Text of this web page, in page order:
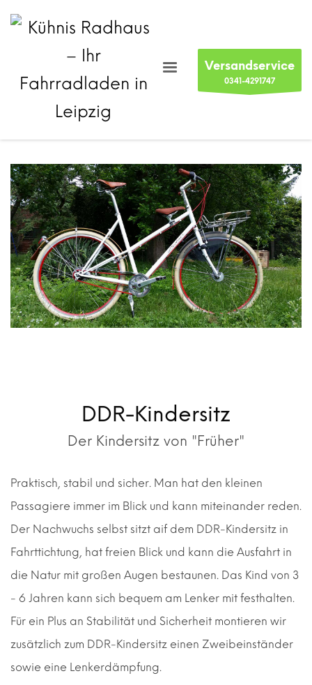
Versandservice
0341-4291747
DDR-Kindersitz
Der Kindersitz von "Früher"
Praktisch, stabil und sicher. Man hat den kleinen
Passagiere immer im Blick und kann miteinander reden.
Der Nachwuchs selbst sitzt aif dem DDR-Kindersitz in
Fahrttichtung, hat freien Blick und kann die Ausfahrt in
die Natur mit großen Augen bestaunen. Das Kind von 3
- 6 Jahren kann sich bequem am Lenker mit festhalten.
Für ein Plus an Stabilität und Sicherheit montieren wir
zusätzlich zum DDR-Kindersitz einen Zweibeinständer
sowie eine Lenkerdämpfung.